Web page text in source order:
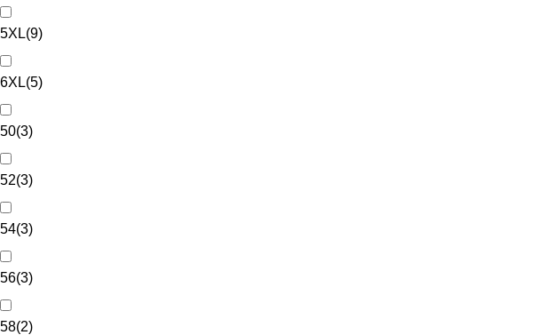
5XL(9)
6XL(5)
50(3)
52(3)
54(3)
56(3)
58(2)